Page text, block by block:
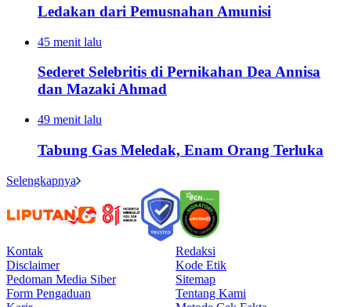
Ledakan dari Pemusnahan Amunisi
45 menit lalu
Sederet Selebritis di Pernikahan Dea Annisa
dan Mazaki Ahmad
49 menit lalu
Tabung Gas Meledak, Enam Orang Terluka
Selengkapnya
Kontak
Redaksi
Disclaimer
Kode Etik
Pedoman Media Siber
Sitemap
Form Pengaduan
Tentang Kami